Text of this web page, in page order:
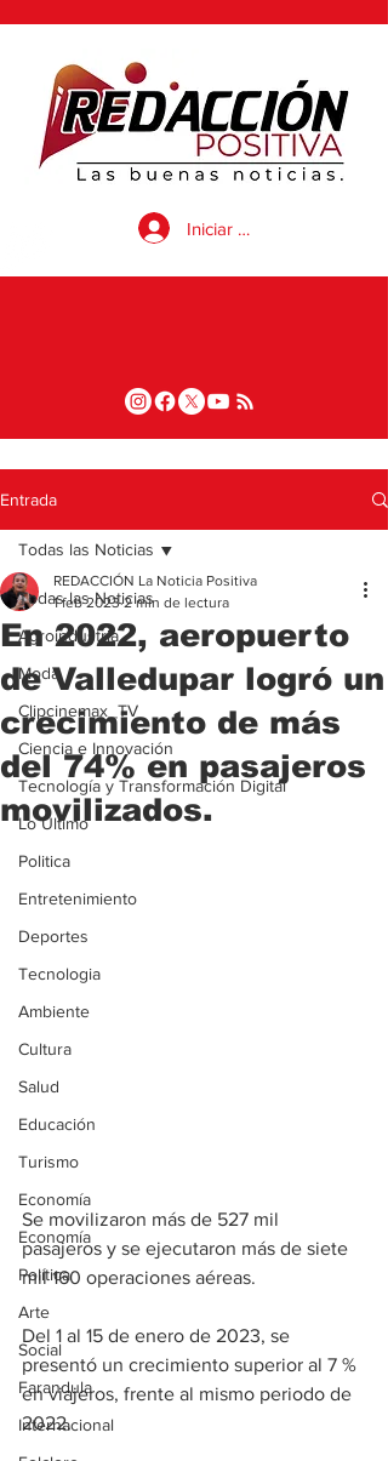
Iniciar sesión
Entrada
Todas las Noticias
Agroindustria
Moda
Clipcinemax_TV
Ciencia e Innovación
Tecnología y Transformación Digital
Lo Ultimo
Politica
Entretenimiento
Deportes
Tecnologia
Ambiente
Cultura
Salud
Educación
Turismo
Economía
Economía
Política
Arte
Social
Farandula
Internacional
Todas las Noticias
En 2022, aeropuerto
de Valledupar logró un
crecimiento de más
del 74% en pasajeros
movilizados.
REDACCIÓN La Noticia Positiva
1 feb 2023 2 min de lectura
Se movilizaron más de 527 mil
pasajeros y se ejecutaron más de siete
mil 160 operaciones aéreas.
Del 1 al 15 de enero de 2023, se
presentó un crecimiento superior al 7 %
en viajeros, frente al mismo periodo de
2022.